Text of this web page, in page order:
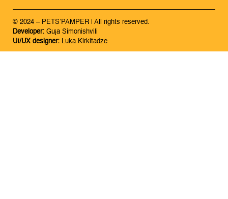
© 2024 – PETS’PAMPER | All rights reserved.
Developer: Guja Simonishvili
UI/UX designer:
Luka Kirkitadze